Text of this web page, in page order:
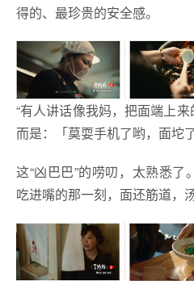
得的、最珍贵的安全感。
“有人讲话像我妈，把面端上来
而是：「莫耍手机了哟，面坨
这“凶巴巴”的唠叨，太熟悉
吃进嘴的那一刻，面还筋道，